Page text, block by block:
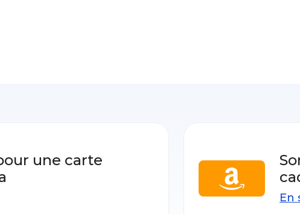
une carte
En